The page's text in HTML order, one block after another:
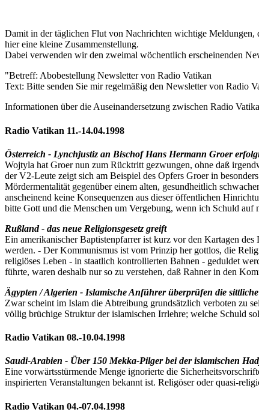
Damit in der täglichen Flut von Nachrichten wichtige Meldungen,
hier eine kleine Zusammenstellung.
Dabei verwenden wir den zweimal wöchentlich erscheinenden
"Betreff: Abobestellung Newsletter von Radio Vatikan
Text: Bitte senden Sie mir regelmäßig den Newsletter von Radio
Informationen über die Auseinandersetzung zwischen Radio
Radio Vatikan 11.-14.04.1998
Österreich - Lynchjustiz an Bischof Hans Hermann Groer
Wojtyla hat Groer nun zum Rücktritt gezwungen, ohne daß
der V2-Leute zeigt sich am Beispiel des Opfers Groer in
Mördermentalität gegenüber einem alten, gesundheitlich
anscheinend keine Konsequenzen aus dieser öffentlichen
bitte Gott und die Menschen um Vergebung, wenn ich Schuld auf
Rußland - das neue Religionsgesetz greift
Ein amerikanischer Baptistenpfarrer ist kurz vor den Kartagen
werden. - Der Kommunismus ist vom Prinzip her gottlos, die
religiöses Leben - in staatlich kontrollierten Bahnen - geduldet
führte, waren deshalb nur so zu verstehen, daß Rahner in den
Ägypten / Algerien - Islamische Anführer überprüfen die
Zwar scheint im Islam die Abtreibung grundsätzlich verboten zu
völlig brüchige Struktur der islamischen Irrlehre; welche Schuld
Radio Vatikan 08.-10.04.1998
Saudi-Arabien - Über 150 Mekka-Pilger bei der islamischen
Eine vorwärtsstürmende Menge ignorierte die
inspirierten Veranstaltungen bekannt ist. Religöser oder quasi-
Radio Vatikan 04.-07.04.1998